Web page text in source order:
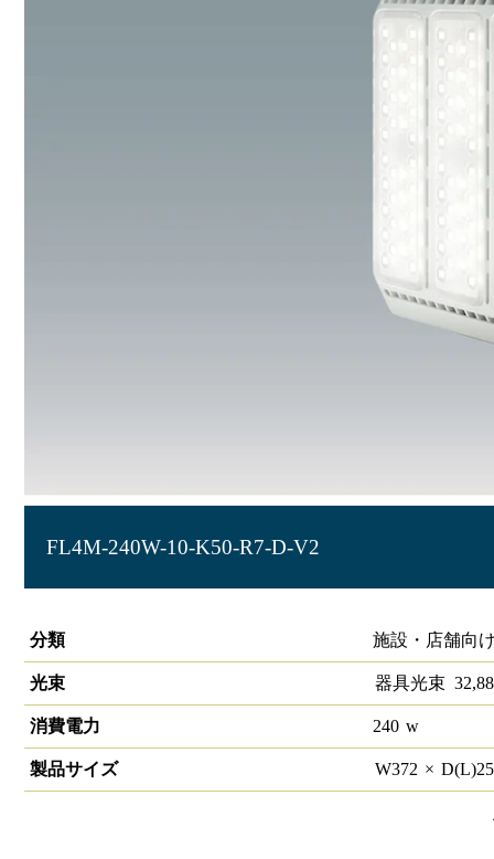
FL4M-240W-10-K50-R7-D-V2
分類
施設・店舗向
光束 器具光束
消費電力 240 w
製品サイズ W372 × D(L)